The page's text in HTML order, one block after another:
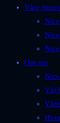
Våre
Om oss
Vår